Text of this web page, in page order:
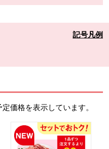
記号凡例
価格を表示しています。